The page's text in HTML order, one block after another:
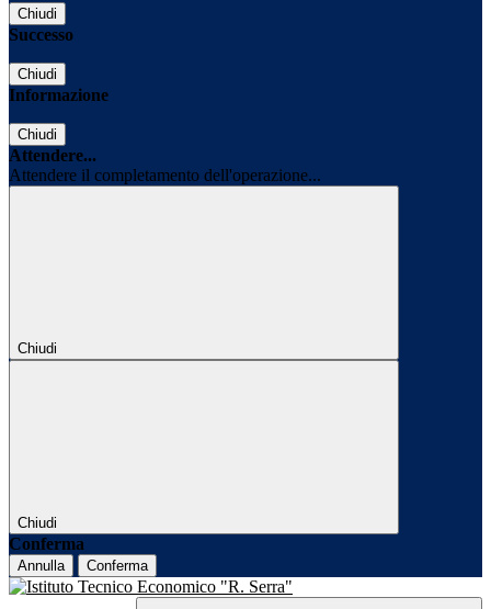
Chiudi
Successo
Chiudi
Informazione
Chiudi
Attendere...
Attendere il completamento dell'operazione...
Chiudi
Chiudi
Conferma
Annulla Conferma